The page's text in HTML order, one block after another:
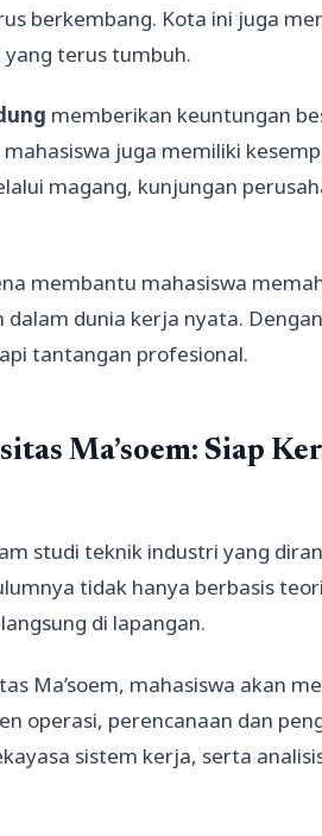
berkembang. Kota ini juga
terus tumbuh.
memberikan keuntungan
juga memiliki
magang, kunjungan
membantu mahasiswa
dunia kerja nyata.
tantangan profesional.
Ma’soem: Siap
studi teknik industri yang
tidak hanya berbasis
di lapangan.
Ma’soem, mahasiswa akan
operasi, perencanaan dan
sistem kerja, serta